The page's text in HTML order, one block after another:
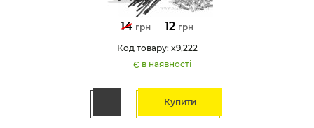
14 грн 12 грн
Код товару: x9,222
Є в наявності
Купити